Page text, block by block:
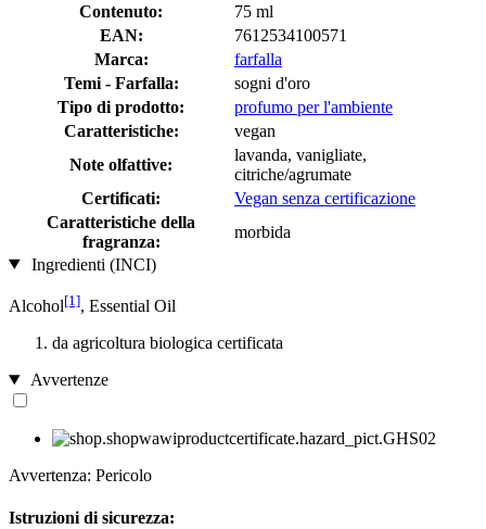
Contenuto:
75 ml
EAN:
7612534100571
Marca:
farfalla
Temi - Farfalla:
sogni d'oro
Tipo di prodotto:
profumo per l'ambiente
Caratteristiche:
vegan
Note olfattive:
lavanda, vanigliate,
citriche/agrumate
Certificati:
Vegan senza certificazione
Caratteristiche della
fragranza:
morbida
Ingredienti (INCI)
Alcohol[1], Essential Oil
da agricoltura biologica certificata
Avvertenze
Avvertenza: Pericolo
Istruzioni di sicurezza: